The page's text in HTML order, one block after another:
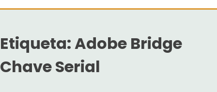
Etiqueta:Adobe Bridge
Chave Serial